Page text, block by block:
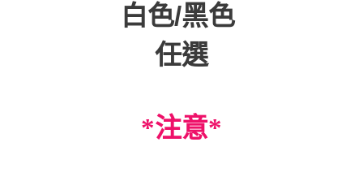
白色/黑色
任選
*注意*